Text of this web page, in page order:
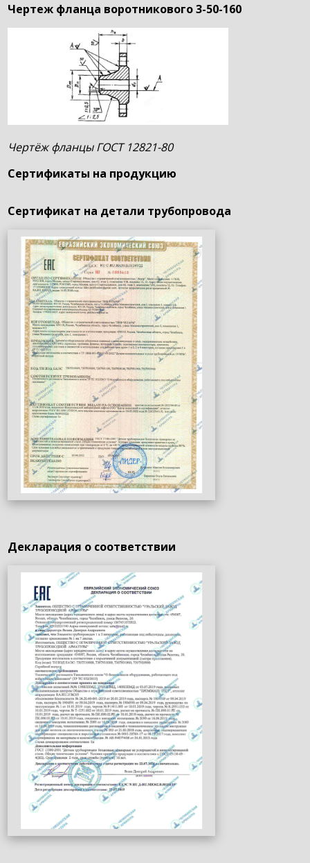
Чертеж фланца воротникового 3-50-160
Чертёж фланцы ГОСТ 12821-80
Сертификаты на продукцию
Сертификат на детали трубопровода
Декларация о соответствии